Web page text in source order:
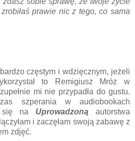
prawie nic z tego, co sama
częstym i wdzięcznym, jeżeli
to Remigiusz Mróz w
mi nie przypadła do gustu.
szperania w audiobookach
się na Uprowadzoną autorstwa
i zaczęłam swoją zabawę z
zdjęć.